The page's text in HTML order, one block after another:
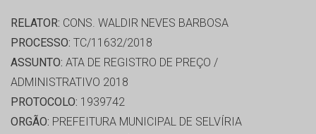
RELATOR: CONS. WALDIR NEVES BARBOSA
PROCESSO: TC/11632/2018
ASSUNTO: ATA DE REGISTRO DE PREÇO /
ADMINISTRATIVO 2018
PROTOCOLO: 1939742
ORGÃO: PREFEITURA MUNICIPAL DE SELVÍRIA